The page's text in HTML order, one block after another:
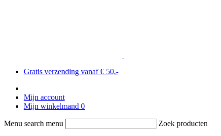
Gratis verzending vanaf € 50,-
Mijn account
Mijn winkelmand 0
Menu search menu Zoek producten